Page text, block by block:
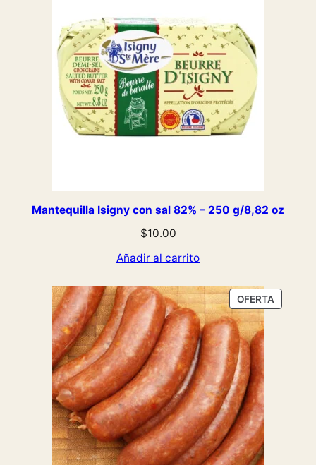
Mantequilla Isigny con sal 82% – 250 g/8,82 oz
$10.00
Añadir al carrito
OFERTA
EN